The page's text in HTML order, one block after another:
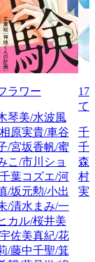
ラワー
琴美/水波風
原実貴/車谷
/宮坂香帆/蜜
こ/市川ショ
葉コズエ/河
/坂元勲/小出
/清水まみ/一
カル/桜井美
佐美真紀/花
/藤中千聖/箕
17
て
千
千
森
村
実/